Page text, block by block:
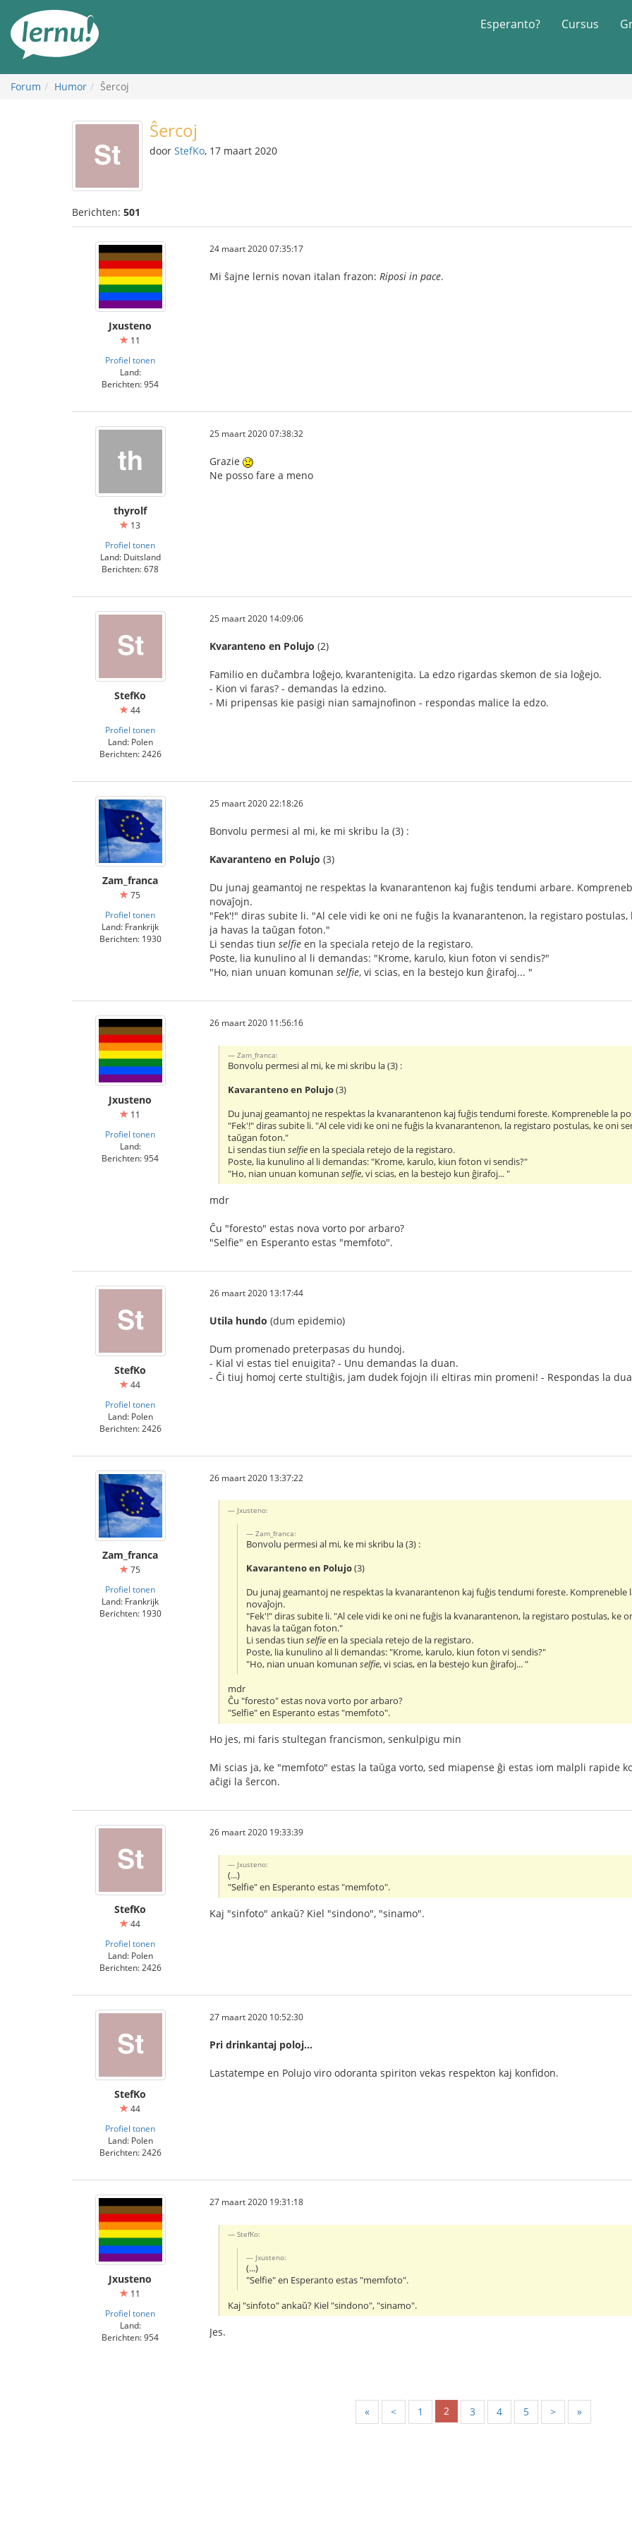
inhoud
Esperanto? Cursus
Forum Humor Ŝercoj
Ŝercoj
door StefKo, 17 maart 2020
Berichten: 501
Jxusteno
11
Profiel tonen
Land:
Berichten: 954
24 maart 2020 07:35:17
Mi ŝajne lernis novan italan frazon: Riposi in pace.
thyrolf
13
Profiel tonen
Land: Duitsland
Berichten: 678
25 maart 2020 07:38:32
Grazie
Ne posso fare a meno
StefKo
44
Profiel tonen
Land: Polen
Berichten: 2426
25 maart 2020 14:09:06
Kvaranteno en Polujo (2)
Familio en duĉambra loĝejo, kvarantenigita. La edzo rigardas skemon de sia loĝejo.
- Kion vi faras? - demandas la edzino.
- Mi pripensas kie pasigi nian samajnofinon - respondas malice la edzo.
Zam_franca
75
Profiel tonen
Land: Frankrijk
Berichten: 1930
25 maart 2020 22:18:26
Bonvolu permesi al mi, ke mi skribu la (3) :
Kavaranteno en Polujo (3)
Du junaj geamantoj ne respektas la kvanarantenon kaj fuĝis tendumi arbare.
novaĵojn.
"Fek'!" diras subite li. "Al cele vidi ke oni ne fuĝis la kvanarantenon, la registaro
ja havas la taŭgan foton."
Li sendas tiun selfie en la speciala retejo de la registaro.
Poste, lia kunulino al li demandas: "Krome, karulo, kiun foton vi sendis?"
"Ho, nian unuan komunan selfie, vi scias, en la bestejo kun ĝirafoj... "
Jxusteno
11
Profiel tonen
Land:
Berichten: 954
26 maart 2020 11:56:16
Zam_franca:
Bonvolu permesi al mi, ke mi skribu la (3) :
Kavaranteno en Polujo(3)
Du junaj geamantoj ne respektas la kvanarantenon kaj fuĝis tendumi foreste. Kompreneble la
"Fek'!" diras subite li. "Al cele vidi ke oni ne fuĝis la kvanarantenon, la registaro postulas, ke oni
taŭgan foton."
Li sendas tiunselfieen la speciala retejo de la registaro.
Poste, lia kunulino al li demandas: "Krome, karulo, kiun foton vi sendis?"
"Ho, nian unuan komunanselfie, vi scias, en la bestejo kun ĝirafoj... "
mdr
Ĉu "foresto" estas nova vorto por arbaro?
"Selfie" en Esperanto estas "memfoto".
StefKo
44
Profiel tonen
Land: Polen
Berichten: 2426
26 maart 2020 13:17:44
Utila hundo (dum epidemio)
Dum promenado preterpasas du hundoj.
- Kial vi estas tiel enuigita? - Unu demandas la duan.
- Ĉi tiuj homoj certe stultiĝis, jam dudek fojojn ili eltiras min promeni! - Respondas la
Zam_franca
75
Profiel tonen
Land: Frankrijk
Berichten: 1930
26 maart 2020 13:37:22
Jxusteno:
Zam_franca:
Bonvolu permesi al mi, ke mi skribu la (3) :
Kavaranteno en Polujo(3)
Du junaj geamantoj ne respektas la kvanarantenon kaj fuĝis tendumi foreste. Kompreneble
novaĵojn.
"Fek'!" diras subite li. "Al cele vidi ke oni ne fuĝis la kvanarantenon, la registaro postulas, ke
havas la taŭgan foton."
Li sendas tiunselfieen la speciala retejo de la registaro.
Poste, lia kunulino al li demandas: "Krome, karulo, kiun foton vi sendis?"
"Ho, nian unuan komunanselfie, vi scias, en la bestejo kun ĝirafoj... "
mdr
Ĉu "foresto" estas nova vorto por arbaro?
"Selfie" en Esperanto estas "memfoto".
Ho jes, mi faris stultegan francismon, senkulpigu min
Mi scias ja, ke "memfoto" estas la taŭga vorto, sed miapense ĝi estas iom malpli rapide
aĉigi la ŝercon.
StefKo
44
Profiel tonen
Land: Polen
Berichten: 2426
26 maart 2020 19:33:39
Jxusteno:
(...)
"Selfie" en Esperanto estas "memfoto".
Kaj "sinfoto" ankaŭ? Kiel "sindono", "sinamo".
StefKo
44
Profiel tonen
Land: Polen
Berichten: 2426
27 maart 2020 10:52:30
Pri drinkantaj poloj...
Lastatempe en Polujo viro odoranta spiriton vekas respekton kaj konfidon.
Jxusteno
11
Profiel tonen
Land:
Berichten: 954
27 maart 2020 19:31:18
StefKo:
Jxusteno:
(...)
"Selfie" en Esperanto estas "memfoto".
Kaj "sinfoto" ankaŭ? Kiel "sindono", "sinamo".
Jes.
« < 1 2 3 4 5 > »